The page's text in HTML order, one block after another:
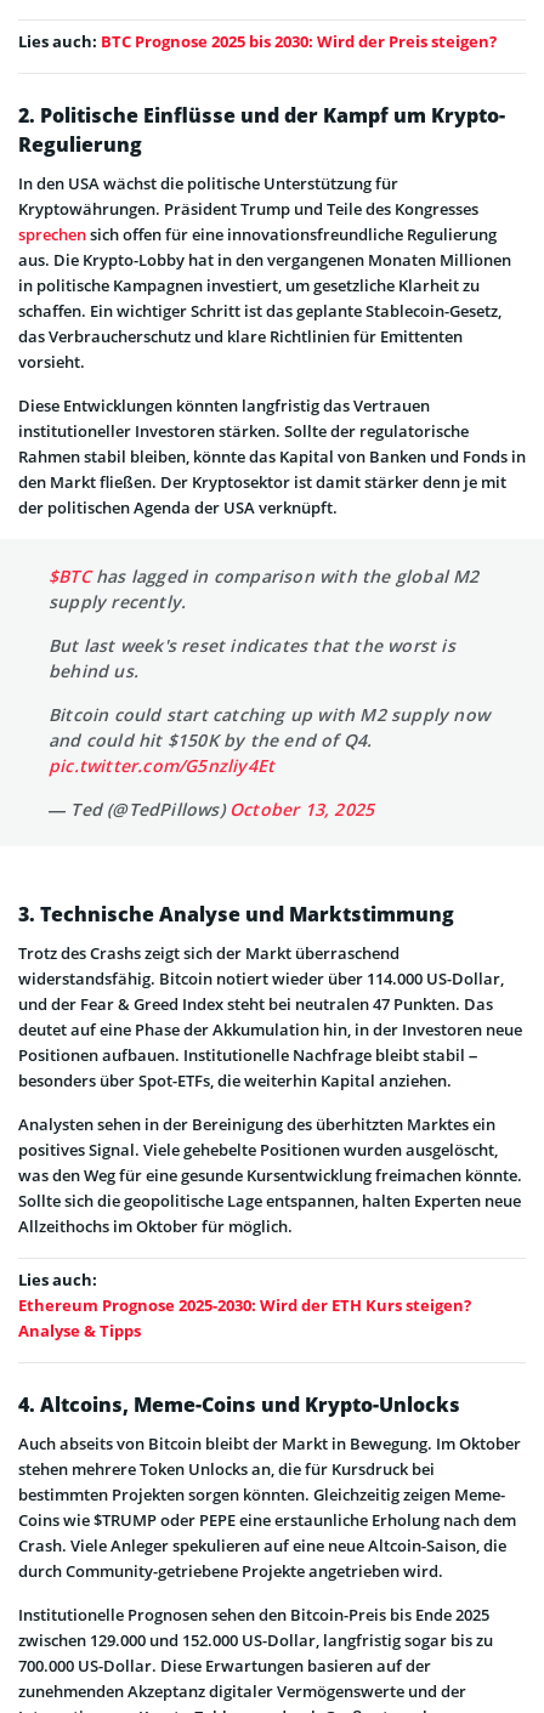
Lies auch: BTC Prognose 2025 bis 2030: Wird der Preis steigen?
2. Politische Einflüsse und der Kampf um Krypto-
Regulierung
In den USA wächst die politische Unterstützung für
Kryptowährungen. Präsident Trump und Teile des Kongresses
sprechensich offen für eine innovationsfreundliche Regulierung
aus. Die Krypto-Lobby hat in den vergangenen Monaten Millionen
in politische Kampagnen investiert, um gesetzliche Klarheit zu
schaffen. Ein wichtiger Schritt ist das geplante Stablecoin-Gesetz,
das Verbraucherschutz und klare Richtlinien für Emittenten
vorsieht.
Diese Entwicklungen könnten langfristig das Vertrauen
institutioneller Investoren stärken. Sollte der regulatorische
Rahmen stabil bleiben, könnte das Kapital von Banken und Fonds in
den Markt fließen. Der Kryptosektor ist damit stärker denn je mit
der politischen Agenda der USA verknüpft.
$BTChas lagged in comparison with the global M2
supply recently.
But last week's reset indicates that the worst is
behind us.
Bitcoin could start catching up with M2 supply now
and could hit $150K by the end of Q4.
pic.twitter.com/G5nzliy4Et
— Ted (@TedPillows)October 13, 2025
3. Technische Analyse und Marktstimmung
Trotz des Crashs zeigt sich der Markt überraschend
widerstandsfähig. Bitcoin notiert wieder über 114.000 US-Dollar,
und der Fear & Greed Index steht bei neutralen 47 Punkten. Das
deutet auf eine Phase der Akkumulation hin, in der Investoren neue
Positionen aufbauen. Institutionelle Nachfrage bleibt stabil –
besonders über Spot-ETFs, die weiterhin Kapital anziehen.
Analysten sehen in der Bereinigung des überhitzten Marktes ein
positives Signal. Viele gehebelte Positionen wurden ausgelöscht,
was den Weg für eine gesunde Kursentwicklung freimachen könnte.
Sollte sich die geopolitische Lage entspannen, halten Experten neue
Allzeithochs im Oktober für möglich.
Lies auch:
Ethereum Prognose 2025-2030: Wird der ETH Kurs steigen?
Analyse & Tipps
4. Altcoins, Meme-Coins und Krypto-Unlocks
Auch abseits von Bitcoin bleibt der Markt in Bewegung. Im Oktober
stehen mehrere Token Unlocks an, die für Kursdruck bei
bestimmten Projekten sorgen könnten. Gleichzeitig zeigen Meme-
Coins wie $TRUMP oder PEPE eine erstaunliche Erholung nach dem
Crash. Viele Anleger spekulieren auf eine neue Altcoin-Saison, die
durch Community-getriebene Projekte angetrieben wird.
Institutionelle Prognosen sehen den Bitcoin-Preis bis Ende 2025
zwischen 129.000 und 152.000 US-Dollar, langfristig sogar bis zu
700.000 US-Dollar. Diese Erwartungen basieren auf der
zunehmenden Akzeptanz digitaler Vermögenswerte und der